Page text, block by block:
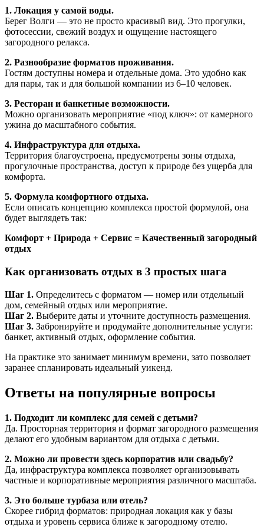
1. Локация у самой воды.
Берег Волги — это не просто красивый вид. Это прогулки,
фотосессии, свежий воздух и ощущение настоящего
загородного релакса.
2. Разнообразие форматов проживания.
Гостям доступны номера и отдельные дома. Это удобно как
для пары, так и для большой компании из 6–10 человек.
3. Ресторан и банкетные возможности.
Можно организовать мероприятие «под ключ»: от камерного
ужина до масштабного события.
4. Инфраструктура для отдыха.
Территория благоустроена, предусмотрены зоны отдыха,
прогулочные пространства, доступ к природе без ущерба для
комфорта.
5. Формула комфортного отдыха.
Если описать концепцию комплекса простой формулой, она
будет выглядеть так:
Комфорт + Природа + Сервис = Качественный загородный
отдых
Как организовать отдых в 3 простых шага
Шаг 1. Определитесь с форматом — номер или отдельный
дом, семейный отдых или мероприятие.
Шаг 2. Выберите даты и уточните доступность размещения.
Шаг 3. Забронируйте и продумайте дополнительные услуги:
банкет, активный отдых, оформление события.
На практике это занимает минимум времени, зато позволяет
заранее спланировать идеальный уикенд.
Ответы на популярные вопросы
1. Подходит ли комплекс для семей с детьми?
Да. Просторная территория и формат загородного размещения
делают его удобным вариантом для отдыха с детьми.
2. Можно ли провести здесь корпоратив или свадьбу?
Да, инфраструктура комплекса позволяет организовывать
частные и корпоративные мероприятия различного масштаба.
3. Это больше турбаза или отель?
Скорее гибрид форматов: природная локация как у базы
отдыха и уровень сервиса ближе к загородному отелю.